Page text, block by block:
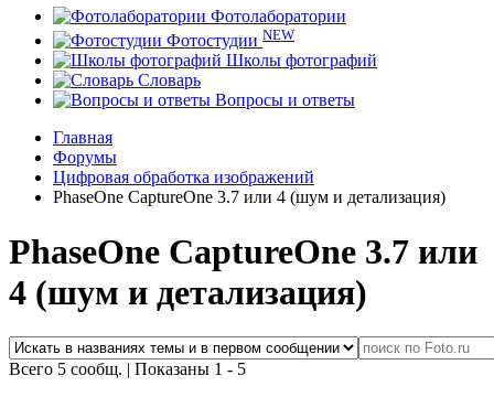
Фотолаборатории
Фотостудии NEW
Школы фотографий
Словарь
Вопросы и ответы
Главная
Форумы
Цифровая обработка изображений
PhaseOne CaptureOne 3.7 или 4 (шум и детализация)
PhaseOne CaptureOne 3.7 или
4 (шум и детализация)
Всего 5 сообщ. | Показаны 1 - 5